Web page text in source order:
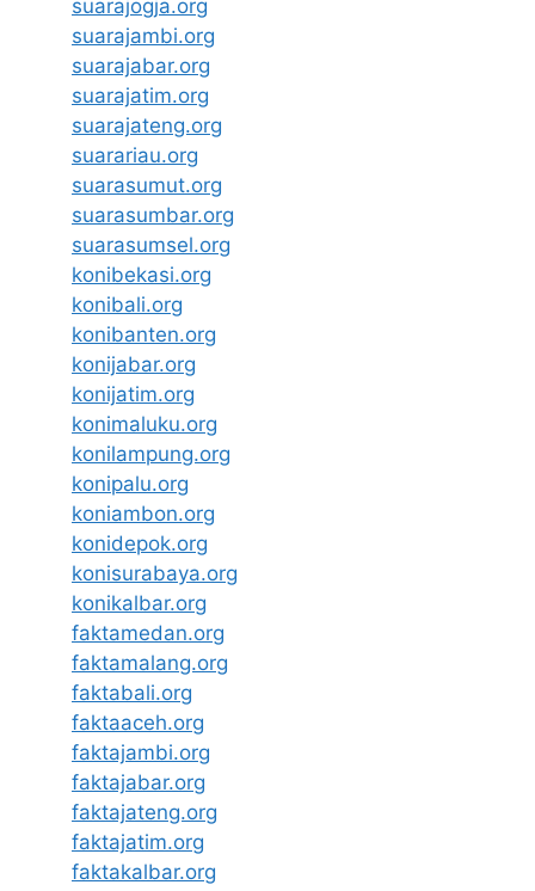
suarajogja.org
suarajambi.org
suarajabar.org
suarajatim.org
suarajateng.org
suarariau.org
suarasumut.org
suarasumbar.org
suarasumsel.org
konibekasi.org
konibali.org
konibanten.org
konijabar.org
konijatim.org
konimaluku.org
konilampung.org
konipalu.org
koniambon.org
konidepok.org
konisurabaya.org
konikalbar.org
faktamedan.org
faktamalang.org
faktabali.org
faktaaceh.org
faktajambi.org
faktajabar.org
faktajateng.org
faktajatim.org
faktakalbar.org